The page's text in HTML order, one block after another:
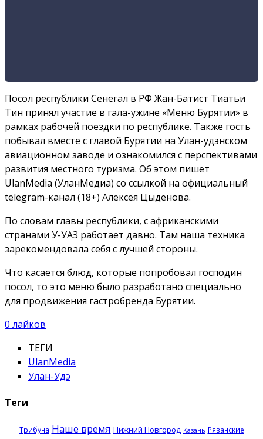
Посол республики Сенегал в РФ Жан-Батист Тиатьи
Тин принял участие в гала-ужине «Меню Бурятии» в
рамках рабочей поездки по республике. Также гость
побывал вместе с главой Бурятии на Улан-удэнском
авиационном заводе и ознакомился с перспективами
развития местного туризма. Об этом пишет
UlanMedia (УланМедиа) со ссылкой на официальный
telegram-канал (18+) Алексея Цыденова.
По словам главы республики, с африканскими
странами У-УАЗ работает давно. Там наша техника
зарекомендовала себя с лучшей стороны.
Что касается блюд, которые попробовал господин
посол, то это меню было разработано специально
для продвижения гастробренда Бурятии.
0 лайков
ТЕГИ
UlanMedia
Улан-Удэ
Теги
Трибуна Наше время Нижний Новгород Казань Рязанские